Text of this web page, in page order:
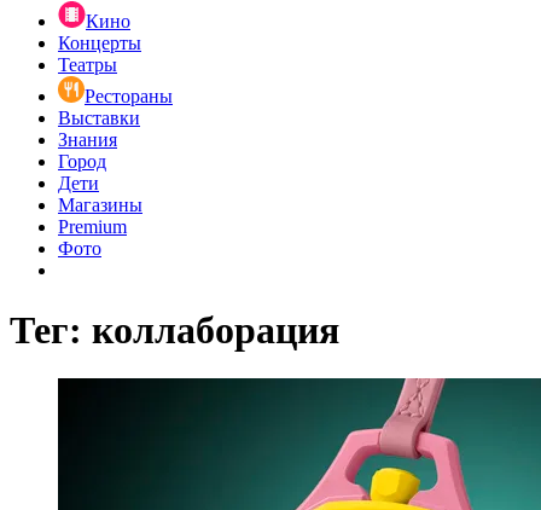
Кино
Концерты
Театры
Рестораны
Выставки
Знания
Город
Дети
Магазины
Premium
Фото
Тег: коллаборация